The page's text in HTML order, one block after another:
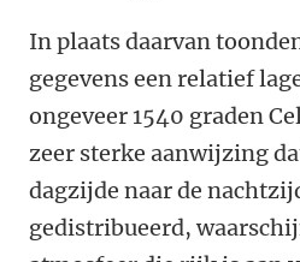
In plaats daarvan
gegevens een relatief
ongeveer 1540 graden
zeer sterke aanwijzing
dagzijde naar de
gedistribueerd,